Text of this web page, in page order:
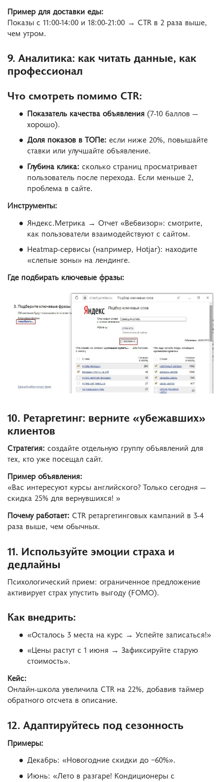
Пример для доставки еды:
Показы с 11:00-14:00 и 18:00-21:00 → CTR в 2 раза выше,
чем утром.
9. Аналитика: как читать данные, как
профессионал
Что смотреть помимо CTR:
Показатель качества объявления (7-10 баллов —
хорошо).
Доля показов в ТОПе: если ниже 20%, повышайте
ставки или улучшайте объявление.
Глубина клика: сколько страниц просматривает
пользователь после перехода. Если меньше 2,
проблема в сайте.
Инструменты:
Яндекс.Метрика → Отчет «Вебвизор»: смотрите,
как пользователи взаимодействуют с сайтом.
Heatmap-сервисы (например, Hotjar): находите
«слепые зоны» на лендинге.
Где подбирать ключевые фразы:
10. Ретаргетинг: верните «убежавших»
клиентов
Стратегия: создайте отдельную группу объявлений для
тех, кто уже посещал сайт.
Пример объявления:
«Вас интересуют курсы английского? Только сегодня —
скидка 25% для вернувшихся! »
Почему работает: CTR ретаргетинговых кампаний в 3-4
раза выше, чем обычных.
11. Используйте эмоции страха и
дедлайны
Психологический прием: ограниченное предложение
активирует страх упустить выгоду (FOMO).
Как внедрить:
«Осталось 3 места на курс → Успейте записаться!»
«Цены растут с 1 июня → Зафиксируйте старую
стоимость».
Кейс:
Онлайн-школа увеличила CTR на 22%, добавив таймер
обратного отсчета в описание.
12. Адаптируйтесь под сезонность
Примеры:
Декабрь: «Новогодние скидки до −60%».
Июнь: «Лето в разгаре! Кондиционеры с